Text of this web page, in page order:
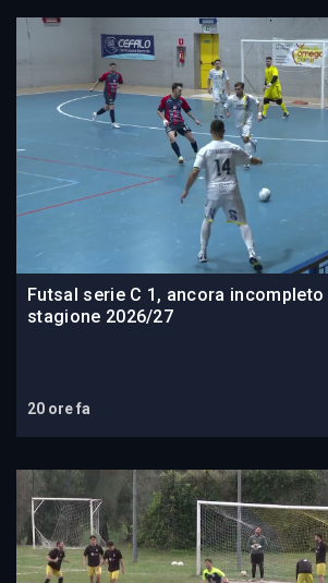
Futsal serie C 1, ancora incompleto
stagione 2026/27
20 ore fa